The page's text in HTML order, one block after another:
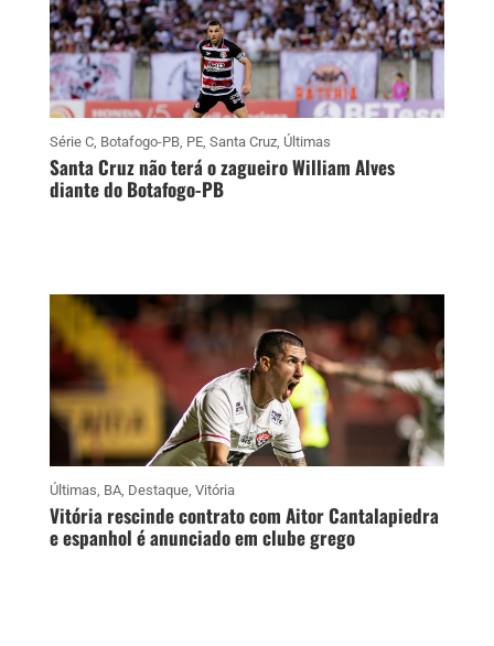
Série C, Botafogo-PB, PE, Santa Cruz, Últimas
Santa Cruz não terá o zagueiro William Alves
diante do Botafogo-PB
Últimas, BA, Destaque, Vitória
Vitória rescinde contrato com Aitor Cantalapiedra
e espanhol é anunciado em clube grego